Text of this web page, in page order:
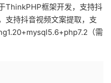
ThinkPHP框架开发，支持抖
支持抖音视频文案提取，支
（需